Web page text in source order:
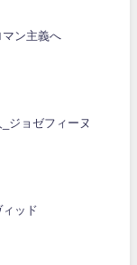
ン主義へ
ジョゼフィーヌ
ッド